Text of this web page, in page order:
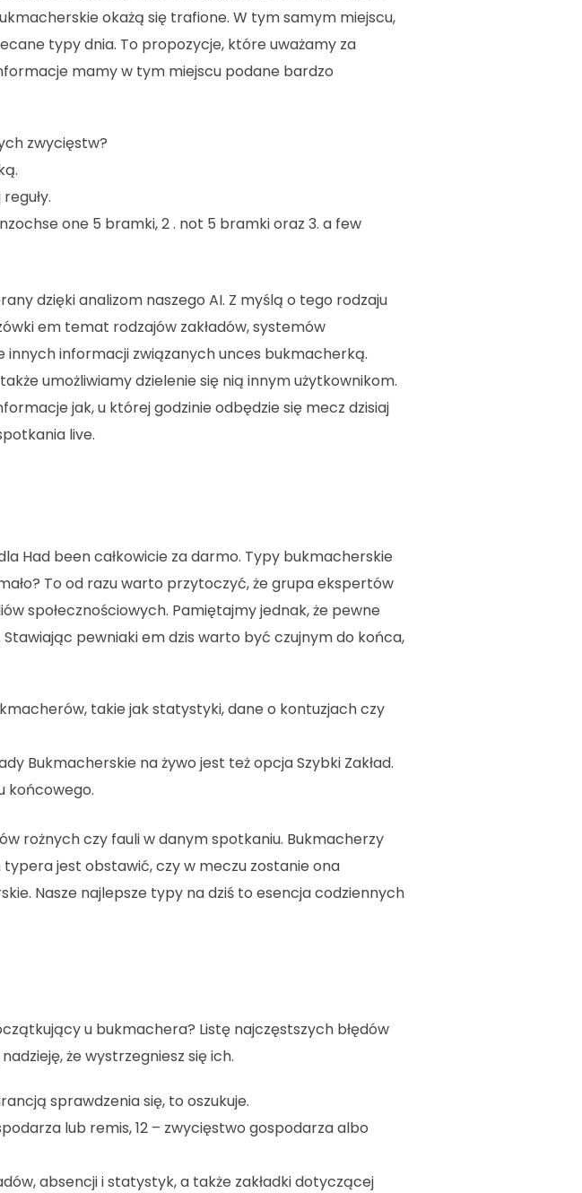
okażą się trafione. W tym samym miejscu,
typy dnia. To propozycje, które uważamy za
mamy w tym miejscu podane bardzo
zwycięstw?
one 5 bramki, 2 . not 5 bramki oraz 3. a few
dzięki analizom naszego AI. Z myślą o tego rodzaju
em temat rodzajów zakładów, systemów
informacji związanych unces bukmacherką.
umożliwiamy dzielenie się nią innym użytkownikom.
jak, u której godzinie odbędzie się mecz dzisiaj
live.
Had been całkowicie za darmo. Typy bukmacherskie
To od razu warto przytoczyć, że grupa ekspertów
społecznościowych. Pamiętajmy jednak, że pewne
pewniaki em dzis warto być czujnym do końca,
takie jak statystyki, dane o kontuzjach czy
Bukmacherskie na żywo jest też opcja Szybki Zakład.
końcowego.
rożnych czy fauli w danym spotkaniu. Bukmacherzy
jest obstawić, czy w meczu zostanie ona
Nasze najlepsze typy na dziś to esencja codziennych
u bukmachera? Listę najczęstszych błędów
że wystrzegniesz się ich.
sprawdzenia się, to oszukuje.
lub remis, 12 – zwycięstwo gospodarza albo
absencji i statystyk, a także zakładki dotyczącej